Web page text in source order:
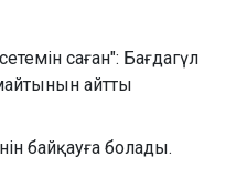
байқауға болады.